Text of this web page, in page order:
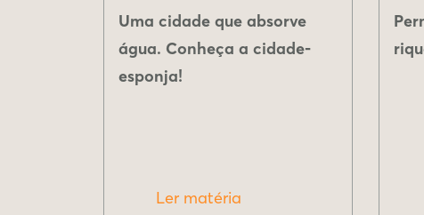
Uma cidade que absorve
água. Conheça a cidade-
esponja!
Ler matéria